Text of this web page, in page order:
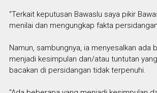
"Terkait keputusan Bawaslu saya pikir
menilai dan mengungkap fakta
Namun, sambungnya, ia menyesalkan ada
menjadi kesimpulan dan/atau tuntutan
bacakan di persidangan tidak terpenuhi.